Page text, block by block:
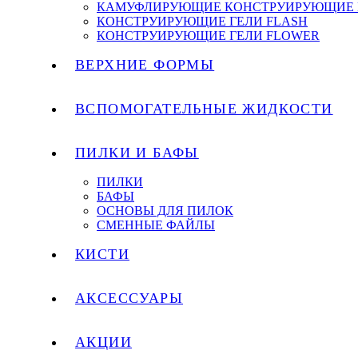
КАМУФЛИРУЮЩИЕ КОНСТРУИРУЮЩИЕ
КОНСТРУИРУЮЩИЕ ГЕЛИ FLASH
КОНСТРУИРУЮЩИЕ ГЕЛИ FLOWER
ВЕРХНИЕ ФОРМЫ
ВСПОМОГАТЕЛЬНЫЕ ЖИДКОСТИ
ПИЛКИ И БАФЫ
ПИЛКИ
БАФЫ
ОСНОВЫ ДЛЯ ПИЛОК
СМЕННЫЕ ФАЙЛЫ
КИСТИ
АКСЕССУАРЫ
АКЦИИ